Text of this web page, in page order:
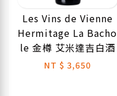
Les Vins de Vienne
Hermitage La Bacho
le 金樽 艾米達吉白酒
NT $ 3,650